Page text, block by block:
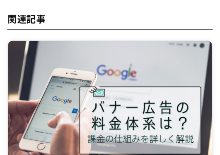
関連記事